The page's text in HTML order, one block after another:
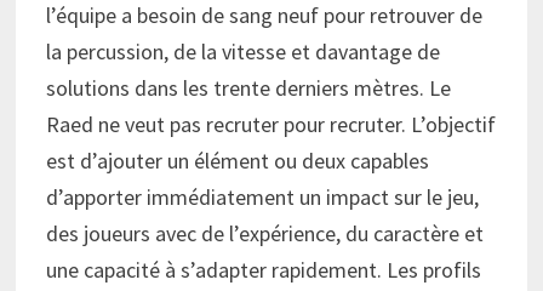
l’équipe a besoin de sang neuf pour retrouver de
la percussion, de la vitesse et davantage de
solutions dans les trente derniers mètres. Le
Raed ne veut pas recruter pour recruter. L’objectif
est d’ajouter un élément ou deux capables
d’apporter immédiatement un impact sur le jeu,
des joueurs avec de l’expérience, du caractère et
une capacité à s’adapter rapidement. Les profils